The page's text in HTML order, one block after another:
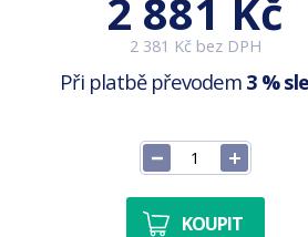
2 881 Kč
2 381 Kč bez DPH
Při platbě převodem 3 %
KOUPIT